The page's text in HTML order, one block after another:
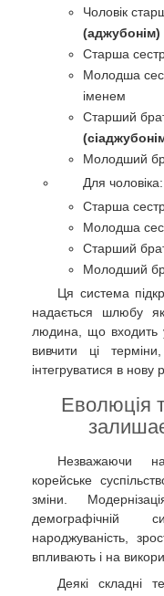
Чоловік
(аджубонім)
Старша
Молодша
іменем
Старший
Молодший
Для чоловіка:
Старша
Молодша
Старший
Молодший
Ця система
надається шлюбу
людина, що входить
вивчити ці
інтегруватися в нову
Еволюція
Незважаючи
корейське
зміни.
демографічній
народжуваність,
впливають і на
Деякі складні